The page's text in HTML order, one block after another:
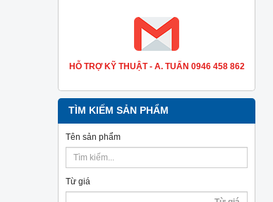
HỖ TRỢ KỸ THUẬT - A. TUẤN 0946 458 862
TÌM KIẾM SẢN PHẨM
Tên sản phẩm
Từ giá